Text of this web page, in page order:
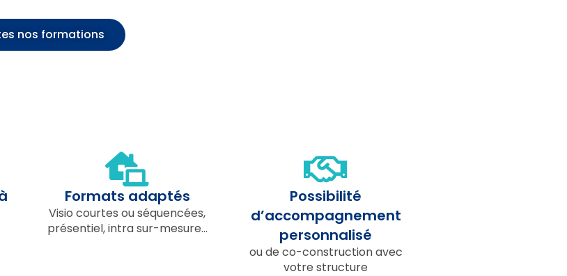
nos formations
Formats adaptés
Visio courtes ou séquencées,
présentiel, intra sur-mesure...
Possibilité
d’accompagnement
personnalisé
ou de co-construction avec
votre structure